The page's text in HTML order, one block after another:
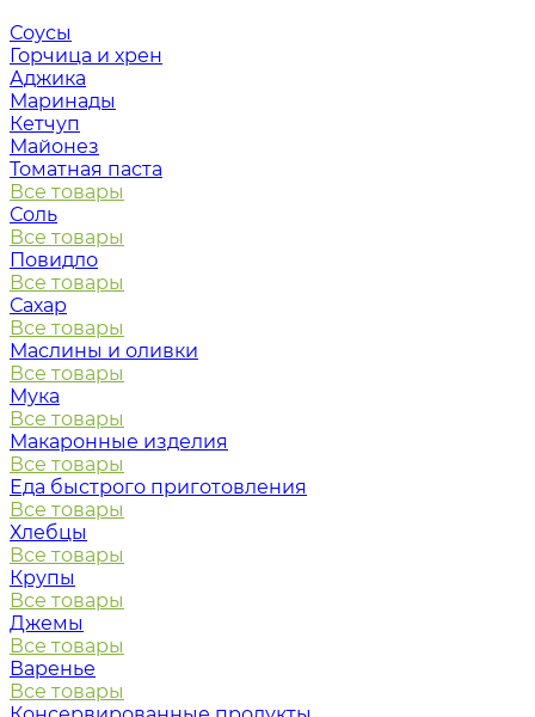
Соусы
Горчица и хрен
Аджика
Маринады
Кетчуп
Майонез
Томатная паста
Все товары
Соль
Все товары
Повидло
Все товары
Сахар
Все товары
Маслины и оливки
Все товары
Мука
Все товары
Макаронные изделия
Все товары
Еда быстрого приготовления
Все товары
Хлебцы
Все товары
Крупы
Все товары
Джемы
Все товары
Варенье
Все товары